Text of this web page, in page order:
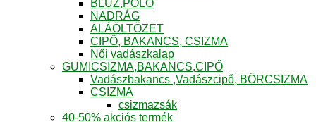
BLÚZ,PÓLÓ
NADRÁG
ALÁÖLTÖZET
CIPŐ, BAKANCS, CSIZMA
Női vadászkalap
GUMICSIZMA,BAKANCS,CIPŐ
Vadászbakancs ,Vadászcipő, BŐRCSIZMA
CSIZMA
csizmazsák
40-50% akciós termék